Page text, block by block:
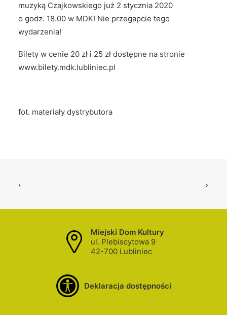
muzyką Czajkowskiego już 2 stycznia 2020
o godz. 18.00 w MDK! Nie przegapcie tego
wydarzenia!
Bilety w cenie 20 zł i 25 zł dostępne na stronie
www.bilety.mdk.lubliniec.pl
fot. materiały dystrybutora
Miejski Dom Kultury
ul. Plebiscytowa 9
42-700 Lubliniec
Deklaracja dostępności